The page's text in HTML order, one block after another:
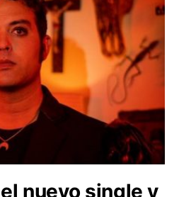
nuevo single y